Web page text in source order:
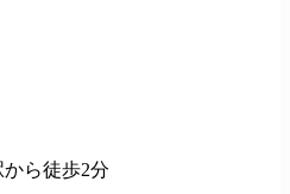
ます。社会人としてのマナー
皆様に
ています。 授業力を高めるた
さん見て実際に教えていくこ
と考えています。
ら徒歩2分